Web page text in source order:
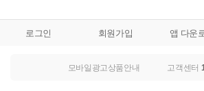
로그인 회원가입 앱 다운
모바일광고상품안내 고객센터